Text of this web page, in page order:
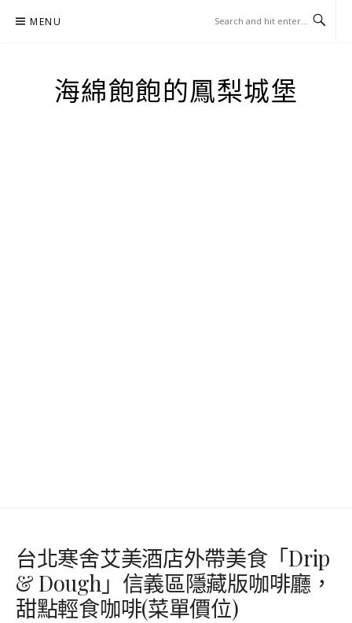
MENU
海綿飽飽的鳳梨城堡
台北寒舍艾美酒店外帶美食「Drip
& Dough」信義區隱藏版咖啡廳，
甜點輕食咖啡(菜單價位)